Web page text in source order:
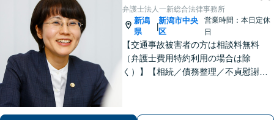
弁護士法人一新総合法律事務所
新潟
県
|
新潟市中央
区
営業時間：本日定休
日
【交通事故被害者の方は相談料無料
（弁護士費用特約利用の場合は除
く）】【相続／債務整理／不貞慰謝料